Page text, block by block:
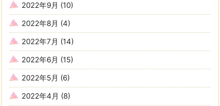
2022年9月 (10)
2022年8月 (4)
2022年7月 (14)
2022年6月 (15)
2022年5月 (6)
2022年4月 (8)